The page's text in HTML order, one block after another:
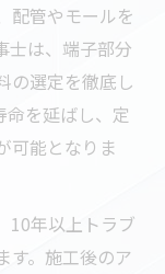
配管やモールを
士は、端子部分
の選定を徹底し
命を延ばし、定
可能となりま
10年以上トラブ
す。施工後のア